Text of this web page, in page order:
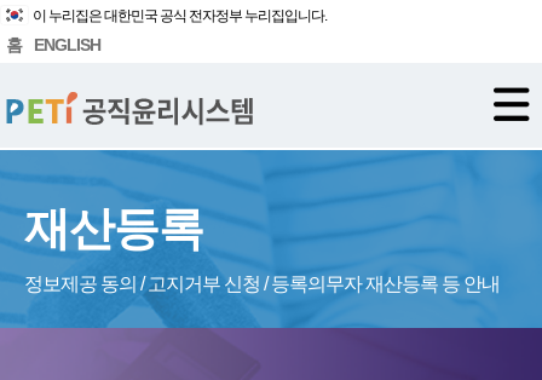
이 누리집은 대한민국 공식 전자정부 누리집입니다.
홈 ENGLISH
재산등록
정보제공 동의 / 고지거부 신청 / 등록의무자 재산등록 등 안내